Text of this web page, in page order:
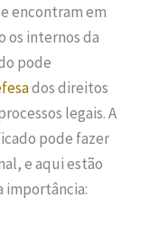
encontram em
os internos da
pode
dos direitos
legais. A
pode fazer
e aqui estão
importância: